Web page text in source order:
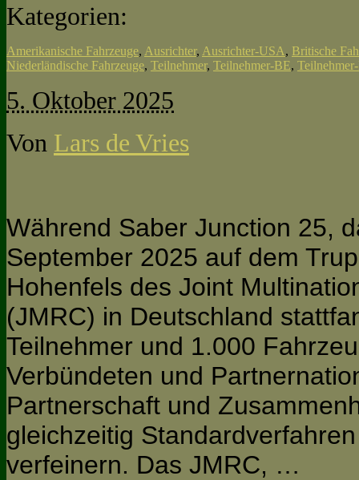
Kategorien:
Amerikanische Fahrzeuge, Ausrichter, Ausrichter-USA, Britische
Niederländische Fahrzeuge, Teilnehmer, Teilnehmer-BE,
5. Oktober 2025
Von Lars de Vries
Während Saber Junction 25,
September 2025 auf dem
Hohenfels des Joint
(JMRC) in Deutschland
Teilnehmer und 1.000
Verbündeten und
Partnerschaft und
gleichzeitig
verfeinern. Das JMRC, …